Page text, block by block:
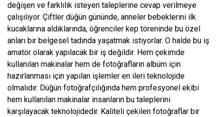
değişen ve farklılık isteyen taleplerine cevap verilmeye
çalışılıyor. Çiftler düğün gününde, anneler bebeklerini ilk
kucaklarına aldıklarında, öğrenciler kep töreninde bu özel
anları bir belgesel tadında yaşatmak istiyorlar. O halde bu iş
amatör olarak yapılacak bir iş değildir. Hem çekimde
kullanılan makinalar hem de fotoğrafların albüm için
hazırlanması için yapılan işlemler en ileri teknolojide
olmalıdır. Düğün fotoğrafçılığında hem profesyonel ekibi
hem kullanılan makinalar insanların bu taleplerini
karşılayacak teknolojidedir. Kaliteli çekilen fotoğraflar bir